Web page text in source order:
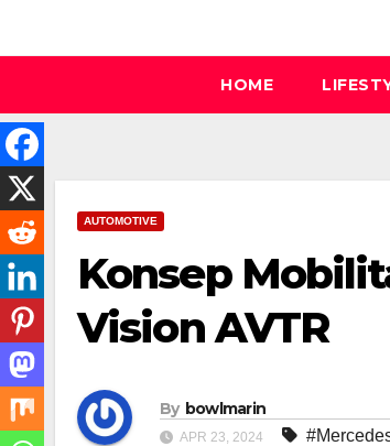
HOME
AUTOMOTIVE
Konsep
Vision AVTR
By bowlmarin
APR 23, 2024